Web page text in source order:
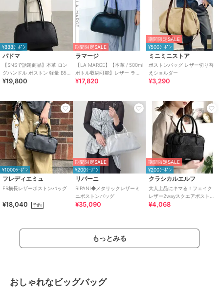
¥888ｸｰﾎﾟﾝ
パドマ
【SNSで話題商品】本革 ロン
グハンドル ボストン 軽量 B5
対応
¥19,800
期間限定SALE
ラマージ
【LA MARGE】【本革 / 500ml
ボトル収納可能】レザー ラウ
ンド ボストンバッグ (M)
¥17,820
期間限定SALE
¥500ｸｰﾎﾟﾝ
ミニミニストア
ボストンバッグ レザー切り替
えショルダー
¥3,290
¥1000ｸｰﾎﾟﾝ
フレディエミュ
FR横長レザーボストンバッグ
¥18,040 予約
期間限定SALE
¥200ｸｰﾎﾟﾝ
リパーニ
RIPANI◆メタリックレザーミ
ニボストンバッグ
¥35,090
期間限定SALE
¥200ｸｰﾎﾟﾝ
クラシカルエルフ
大人上品にキマる！フェイク
レザー2wayスクエアボストン
ショルダーバッグ
¥4,068
もっとみる
おしゃれなビッグバッグ